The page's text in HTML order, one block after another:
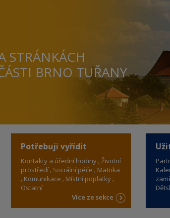
STRÁNKÁCH
BRNO TUŘANY
Potřebuji vyřídit
Kontakty a úřední hodiny Životní
prostředí Sociální péče
Matrika
Komunikace
Místní poplatky
Ostatní
Více ze sekce